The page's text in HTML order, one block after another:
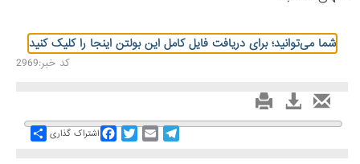
شما می‌توانید؛ برای دریافت فایل کامل این بولتن اینجا را کلیک کنید
کد خبر:2969
Share اشتراک گذاری
FacebookTwitterEmail
Telegram